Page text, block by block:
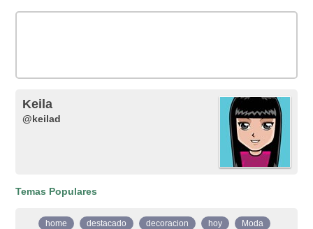
Keila
@keilad
Temas Populares
home destacado decoracion hoy
Moda